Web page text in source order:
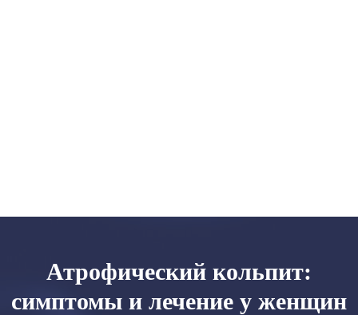
Атрофический кольпит:
симптомы и лечение у женщин